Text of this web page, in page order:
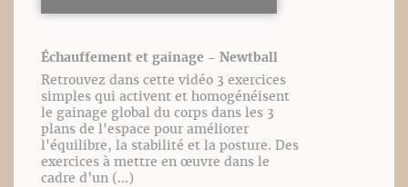
Échauffement et gainage - Newtball
Retrouvez dans cette vidéo 3 exercices
simples qui activent et homogénéisent
le gainage global du corps dans les 3
plans de l'espace pour améliorer
l'équilibre, la stabilité et la posture. Des
exercices à mettre en œuvre dans le
cadre d’un (...)